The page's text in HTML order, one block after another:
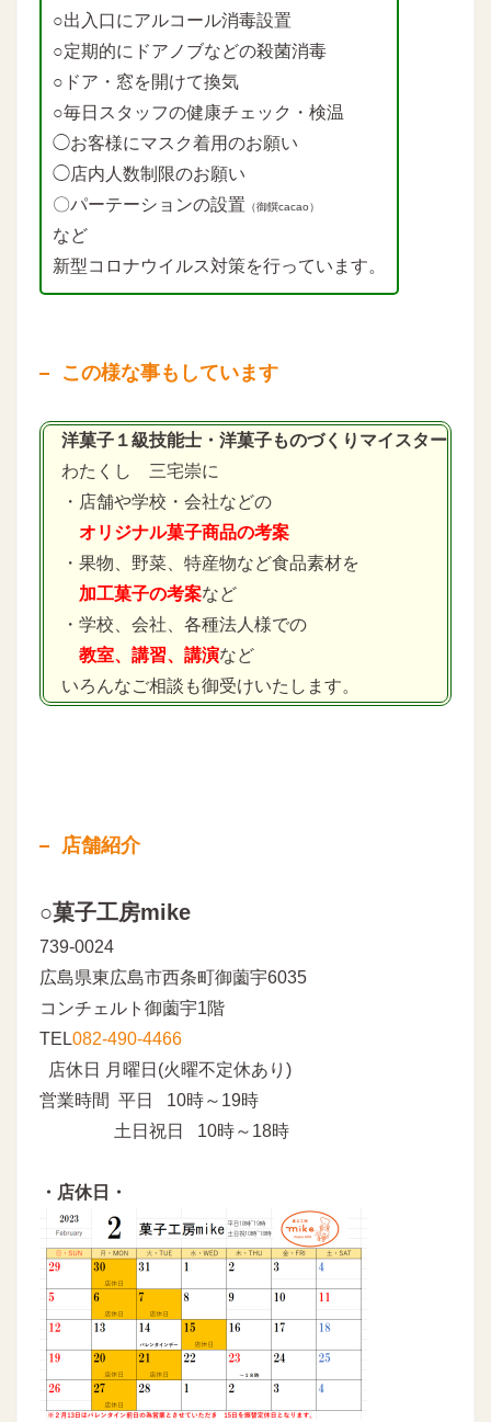
○出入口にアルコール消毒設置
○定期的にドアノブなどの殺菌消毒
○ドア・窓を開けて換気
○毎日スタッフの健康チェック・検温
◯お客様にマスク着用のお願い
◯店内人数制限のお願い
〇パーテーションの設置 （御饌cacao）
など
新型コロナウイルス対策を行っています。
この様な事もしています
洋菓子１級技能士・洋菓子ものづくりマイスター
わたくし 三宅崇に
・店舗や学校・会社などの
オリジナル菓子商品の考案
・果物、野菜、特産物など食品素材を
加工菓子の考案など
・学校、会社、各種法人様での
教室、講習、講演など
いろんなご相談も御受けいたします。
店舗紹介
○菓子工房mike
739-0024
広島県東広島市西条町御薗宇6035
コンチェルト御薗宇1階
TEL082-490-4466
店休日 月曜日(火曜不定休あり)
営業時間 平日 10時～19時
土日祝日 10時～18時
・店休日・